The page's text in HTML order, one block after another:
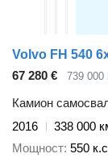
67 280 € 739 000
Камион
2016
338 000
Мощност 550